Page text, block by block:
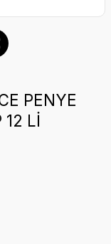
PENYE
12 Lİ